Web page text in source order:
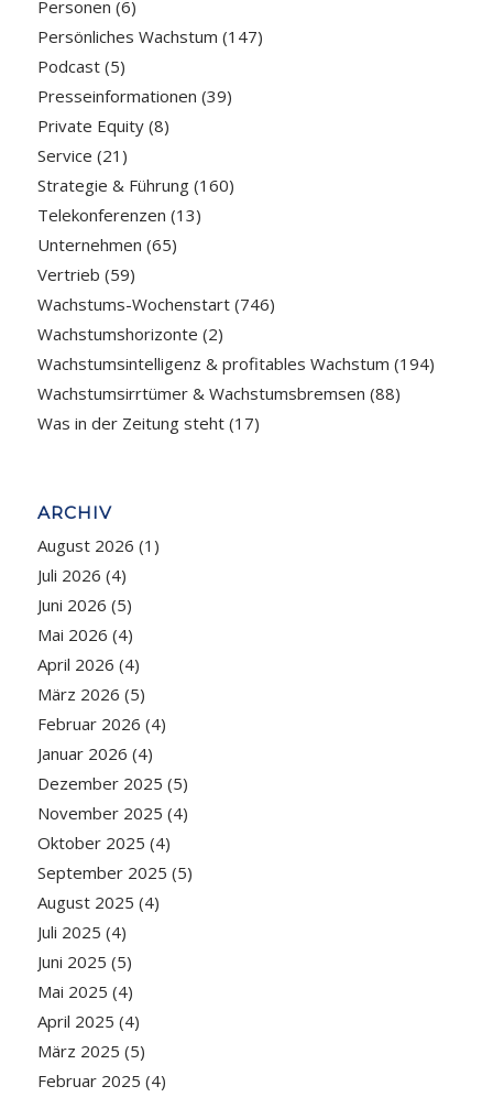
Personen (6)
Persönliches Wachstum (147)
Podcast(5)
Presseinformationen (39)
Private Equity(8)
Service (21)
Strategie & Führung(160)
Telekonferenzen (13)
Unternehmen (65)
Vertrieb (59)
Wachstums-Wochenstart(746)
Wachstumshorizonte (2)
Wachstumsintelligenz & profitables Wachstum (194)
Wachstumsirrtümer & Wachstumsbremsen (88)
Was in der Zeitung steht(17)
ARCHIV
August 2026 (1)
Juli 2026 (4)
Juni 2026 (5)
Mai 2026 (4)
April 2026 (4)
März 2026 (5)
Februar 2026 (4)
Januar 2026 (4)
Dezember 2025 (5)
November 2025 (4)
Oktober 2025 (4)
September 2025 (5)
August 2025 (4)
Juli 2025 (4)
Juni 2025 (5)
Mai 2025 (4)
April 2025 (4)
März 2025 (5)
Februar 2025 (4)